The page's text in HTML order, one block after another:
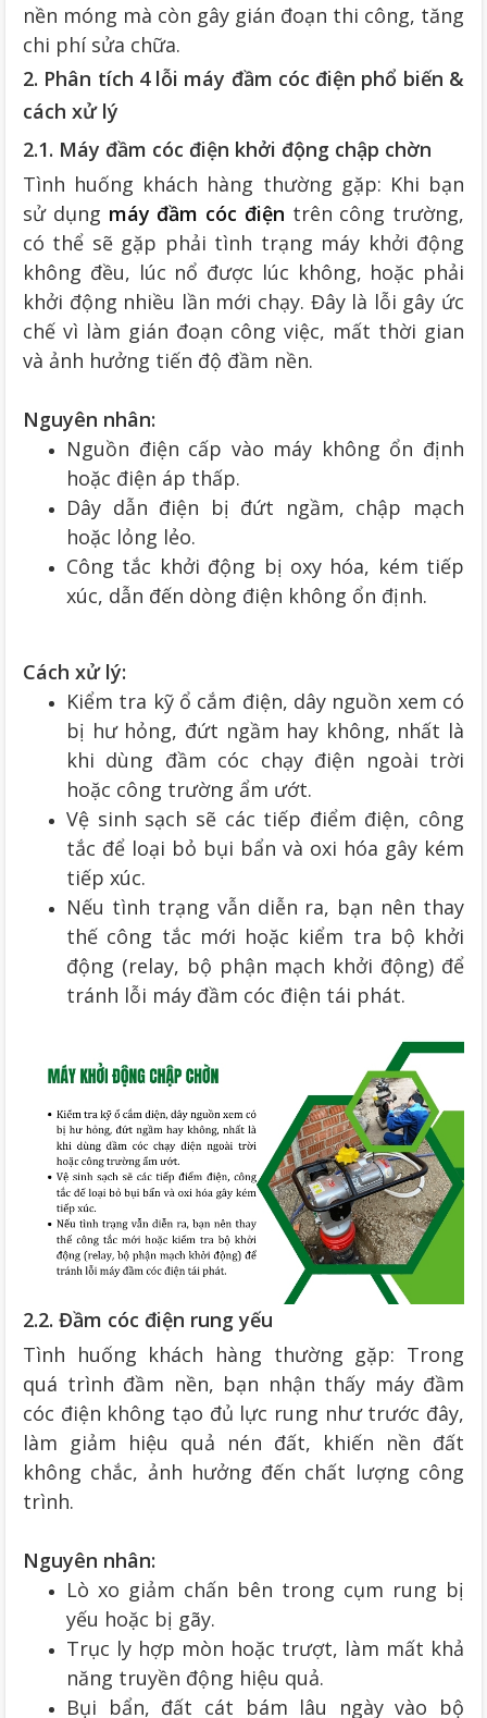
nền móng mà còn gây gián đoạn thi công, tăng
chi phí sửa chữa.
2. Phân tích 4 lỗi máy đầm cóc điện phổ biến &
cách xử lý
2.1. Máy đầm cóc điện khởi động chập chờn
Tình huống khách hàng thường gặp: Khi bạn
sử dụng máy đầm cóc điện trên công trường,
có thể sẽ gặp phải tình trạng máy khởi động
không đều, lúc nổ được lúc không, hoặc phải
khởi động nhiều lần mới chạy. Đây là lỗi gây ức
chế vì làm gián đoạn công việc, mất thời gian
và ảnh hưởng tiến độ đầm nền.
Nguyên nhân:
Nguồn điện cấp vào máy không ổn định
hoặc điện áp thấp.
Dây dẫn điện bị đứt ngầm, chập mạch
hoặc lỏng lẻo.
Công tắc khởi động bị oxy hóa, kém tiếp
xúc, dẫn đến dòng điện không ổn định.
Cách xử lý:
Kiểm tra kỹ ổ cắm điện, dây nguồn xem có
bị hư hỏng, đứt ngầm hay không, nhất là
khi dùng đầm cóc chạy điện ngoài trời
hoặc công trường ẩm ướt.
Vệ sinh sạch sẽ các tiếp điểm điện, công
tắc để loại bỏ bụi bẩn và oxi hóa gây kém
tiếp xúc.
Nếu tình trạng vẫn diễn ra, bạn nên thay
thế công tắc mới hoặc kiểm tra bộ khởi
động (relay, bộ phận mạch khởi động) để
tránh lỗi máy đầm cóc điện tái phát.
2.2. Đầm cóc điện rung yếu
Tình huống khách hàng thường gặp: Trong
quá trình đầm nền, bạn nhận thấy máy đầm
cóc điện không tạo đủ lực rung như trước đây,
làm giảm hiệu quả nén đất, khiến nền đất
không chắc, ảnh hưởng đến chất lượng công
trình.
Nguyên nhân:
Lò xo giảm chấn bên trong cụm rung bị
yếu hoặc bị gãy.
Trục ly hợp mòn hoặc trượt, làm mất khả
năng truyền động hiệu quả.
Bụi bẩn, đất cát bám lâu ngày vào bộ